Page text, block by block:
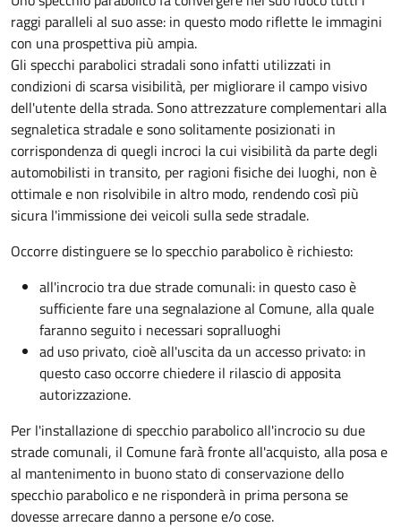
raggi paralleli al suo asse: in questo modo riflette le immagini
con una prospettiva più ampia.
Gli specchi parabolici stradali sono infatti utilizzati in
condizioni di scarsa visibilità, per migliorare il campo visivo
dell'utente della strada. Sono attrezzature complementari alla
segnaletica stradale e sono solitamente posizionati in
corrispondenza di quegli incroci la cui visibilità da parte degli
automobilisti in transito, per ragioni fisiche dei luoghi, non è
ottimale e non risolvibile in altro modo, rendendo così più
sicura l'immissione dei veicoli sulla sede stradale.
Occorre distinguere se lo specchio parabolico è richiesto:
all'incrocio tra due strade comunali: in questo caso è
sufficiente fare una segnalazione al Comune, alla quale
faranno seguito i necessari sopralluoghi
ad uso privato, cioè all'uscita da un accesso privato: in
questo casooccorre chiedere il rilascio di apposita
autorizzazione.
Per l'installazione di specchio parabolico all'incrocio su due
strade comunali, il Comune farà fronte all'acquisto, alla posa e
al mantenimento in buono stato di conservazione dello
specchio parabolico e ne risponderà in prima persona se
dovesse arrecare danno a persone e/o cose.